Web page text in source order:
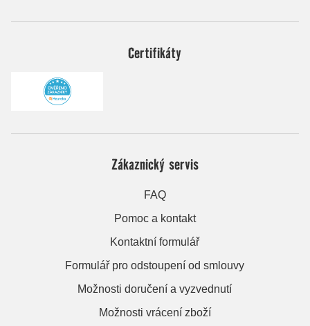
Certifikáty
Zákaznický servis
FAQ
Pomoc a kontakt
Kontaktní formulář
Formulář pro odstoupení od smlouvy
Možnosti doručení a vyzvednutí
Možnosti vrácení zboží